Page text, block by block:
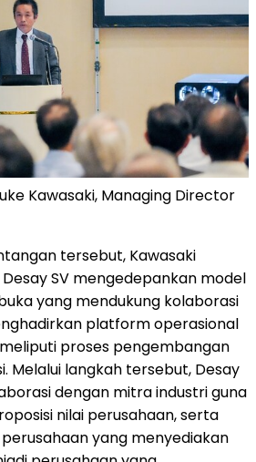
Kawasaki, Managing Director
tersebut, Kawasaki
SV mengedepankan model
yang mendukung kolaborasi
platform operasional
proses pengembangan
Melalui langkah tersebut, Desay
dengan mitra industri guna
nilai perusahaan, serta
yang menyediakan